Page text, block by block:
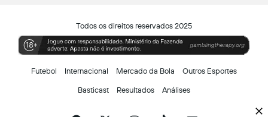
Todos os direitos reservados 2025
Futebol Internacional Mercado da Bola Outros Esportes
Basticast Resultados Análises
Facebook InstagramTikTokSiga-